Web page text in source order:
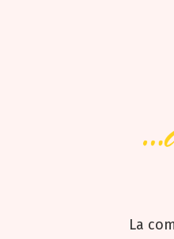
La